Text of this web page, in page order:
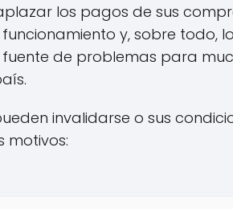
los pagos de sus
y, sobre todo,
de problemas para
invalidarse o sus
motivos: